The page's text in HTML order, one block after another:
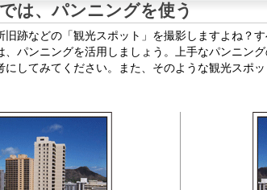
は、パンニングを使う
跡などの「観光スポット」を撮影しますよね？
パンニングを活用しましょう。上手なパンニン
してみてください。また、そのような観光スポ